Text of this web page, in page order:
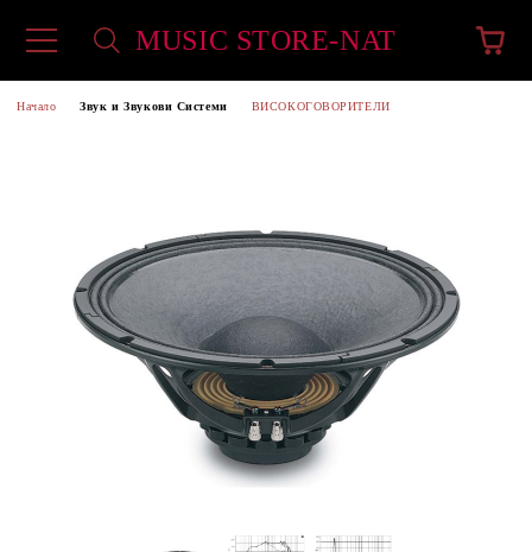
MUSIC STORE-NAT
Начало Звук и Звукови Системи ВИСОКОГОВОРИТЕЛИ